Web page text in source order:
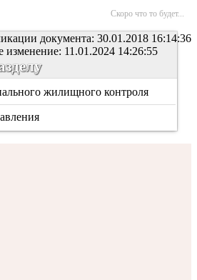
Скоро что то будет...
документа: 30.01.2018 16:14:36
изменение: 11.01.2024 14:26:55
жилищного контроля